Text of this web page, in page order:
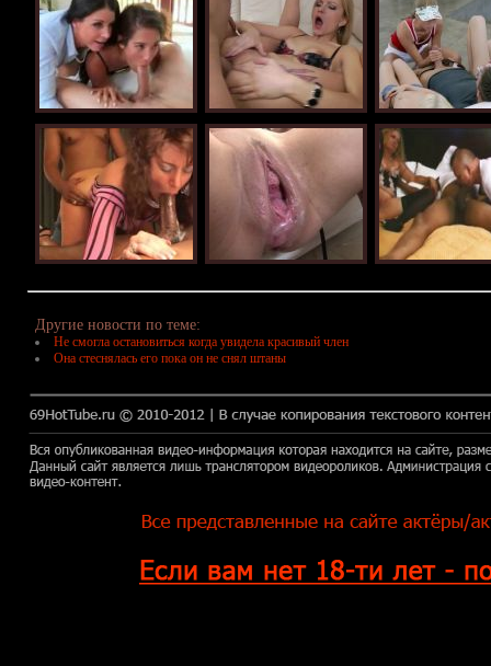
Другие новости по теме:
Не смогла остановиться когда увидела красивый член
Она стеснялась его пока он не снял штаны